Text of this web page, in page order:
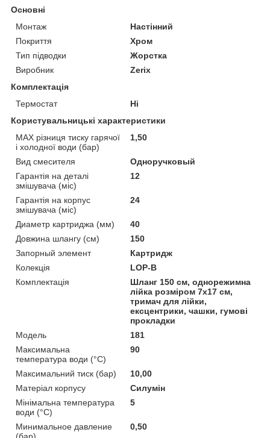
Основні
Монтаж
Настінний
Покриття
Хром
Тип підводки
Жорстка
Виробник
Zerix
Комплектація
Термостат
Ні
Користувальницькі характеристики
MAX різниця тиску гарячої
і холодної води (бар)
1,50
Вид смесителя
Одноручковый
Гарантія на деталі
змішувача (міс)
12
Гарантія на корпус
змішувача (міс)
24
Диаметр картриджа (мм)
40
Довжина шлангу (см)
150
Запорный элемент
Картридж
Колекція
LOP-B
Комплектація
Шланг 150 см, однорежимна
лійка розміром 7х17 см,
тримач для лійки,
ексцентрики, чашки, гумові
прокладки
Мoдель
181
Максимальна
температура води (°C)
90
Максимальний тиск (бар)
10,00
Матеріал корпусу
Силумін
Мінімальна температура
води (°C)
5
Минимальное давление
(бар)
0,50